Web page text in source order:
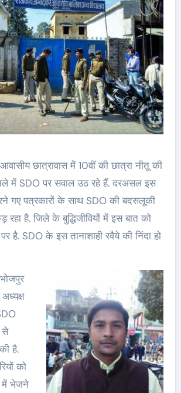
छात्रावास में 10वीं की छात्रा नीतू की
में SDO पर सवाल उठ रहे हैं. दरअसल इस
गए पत्रकारों के साथ SDO की बदसलूकी
रहा है. जिले के बुद्धिजीवियों में इस बात को
है. SDO के इस तानाशाही रवैये की निंदा हो
से
है.
को
में भेजने